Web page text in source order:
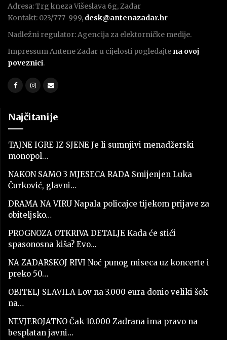
Adresa: Trg kneza Višeslava 6g, Zadar
Kontakt: 023/777-999, desk@antenazadar.hr
Nadležni regulator: Agencija za elektorničke medije.
Impressum Antene Zadar u cijelosti pogledajte na ovoj
poveznici.
Najčitanije
TAJNE IGRE IZ SJENE Je li sumnjivi menadžerski
monopol…
NAKON SAMO 3 MJESECA RADA Smijenjen Luka
Čurković, glavni…
DRAMA NA VIRU Napala policajce tijekom prijave za
obiteljsko…
PROGNOZA OTKRIVA DETALJE Kada će stići
spasonosna kiša? Evo…
NA ZADARSKOJ RIVI Noć punog miseca uz koncerte i
preko 50…
OBITELJ SLAVILA Lov na 3.000 eura donio veliki šok
na…
NEVJEROJATNO Čak 10.000 Zadrana ima pravo na
besplatan javni…